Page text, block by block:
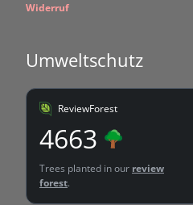
Widerruf
Umweltschutz
ReviewForest
4663
Trees planted in our review
forest.